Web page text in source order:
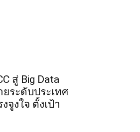
สู่ Big Data
ระดับประเทศ
จูงใจ ตั้งเป้า